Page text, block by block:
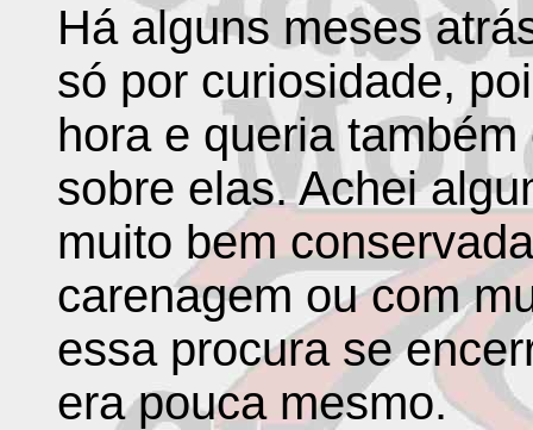
Há alguns meses
só por curiosidade,
hora e queria
sobre elas. Achei
muito bem
carenagem ou com
essa procura se
era pouca mesmo.